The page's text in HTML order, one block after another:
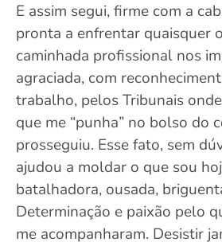
E assim segui, firme com a
pronta a enfrentar quaisquer
caminhada profissional nos
agraciada, com
trabalho, pelos Tribunais
que me “punha” no bolso do
prosseguiu. Esse fato, sem
ajudou a moldar o que sou
batalhadora, ousada,
Determinação e paixão pelo
me acompanharam. Desistir